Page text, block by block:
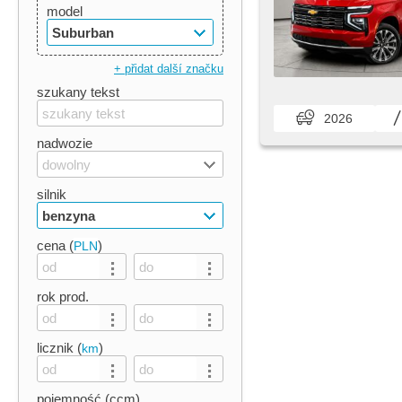
model
Suburban
+ přidat další značku
szukany tekst
nadwozie
dowolny
silnik
benzyna
cena (PLN)
rok prod.
licznik (km)
pojemność (ccm)
2026